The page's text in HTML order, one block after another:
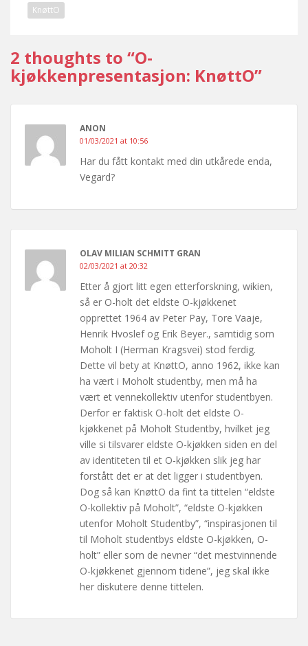
KnøttO
2 thoughts to “O-
kjøkkenpresentasjon: KnøttO”
ANON
01/03/2021 at 10:56
Har du fått kontakt med din utkårede enda,
Vegard?
OLAV MILIAN SCHMITT GRAN
02/03/2021 at 20:32
Etter å gjort litt egen etterforskning, wikien,
så er O-holt det eldste O-kjøkkenet
opprettet 1964 av Peter Pay, Tore Vaaje,
Henrik Hvoslef og Erik Beyer., samtidig som
Moholt I (Herman Kragsvei) stod ferdig.
Dette vil bety at KnøttO, anno 1962, ikke kan
ha vært i Moholt studentby, men må ha
vært et vennekollektiv utenfor studentbyen.
Derfor er faktisk O-holt det eldste O-
kjøkkenet på Moholt Studentby, hvilket jeg
ville si tilsvarer eldste O-kjøkken siden en del
av identiteten til et O-kjøkken slik jeg har
forstått det er at det ligger i studentbyen.
Dog så kan KnøttO da fint ta tittelen “eldste
O-kollektiv på Moholt”, “eldste O-kjøkken
utenfor Moholt Studentby”, “inspirasjonen til
til Moholt studentbys eldste O-kjøkken, O-
holt” eller som de nevner “det mestvinnende
O-kjøkkenet gjennom tidene”, jeg skal ikke
her diskutere denne tittelen.